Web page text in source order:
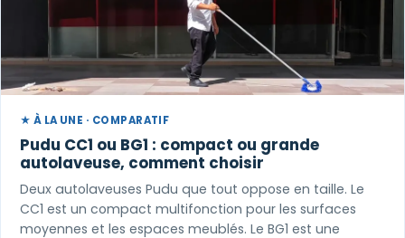
★ À LA UNE · COMPARATIF
Pudu CC1 ou BG1 : compact ou grande
autolaveuse, comment choisir
Deux autolaveuses Pudu que tout oppose en taille. Le
CC1 est un compact multifonction pour les surfaces
moyennes et les espaces meublés. Le BG1 est une